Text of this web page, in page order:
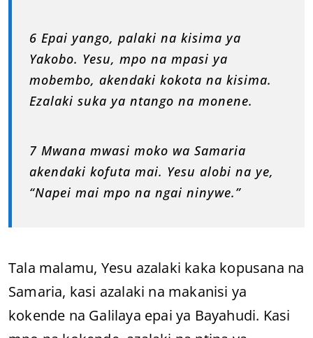
6 Epai yango, palaki na kisima ya
Yakobo. Yesu, mpo na mpasi ya
mobembo, akendaki kokota na kisima.
Ezalaki suka ya ntango na monene.
7 Mwana mwasi moko wa Samaria
akendaki kofuta mai. Yesu alobi na ye,
“Napei mai mpo na ngai ninywe.”
Tala malamu, Yesu azalaki kaka kopusana na
Samaria, kasi azalaki na makanisi ya
kokende na Galilaya epai ya Bayahudi. Kasi